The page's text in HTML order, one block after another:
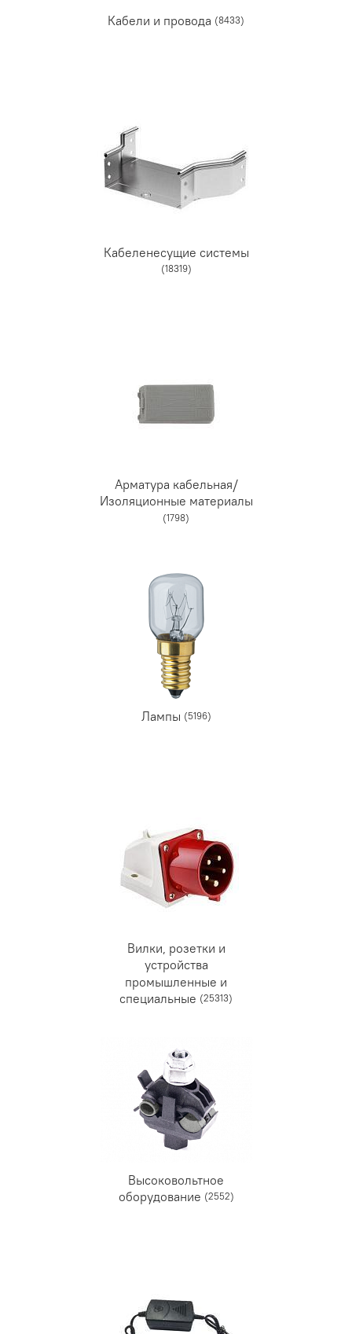
Кабели и провода (8433)
Кабеленесущие системы
(18319)
Арматура кабельная/
Изоляционные материалы
(1798)
Лампы (5196)
Вилки, розетки и
устройства
промышленные и
специальные (25313)
Высоковольтное
оборудование (2552)